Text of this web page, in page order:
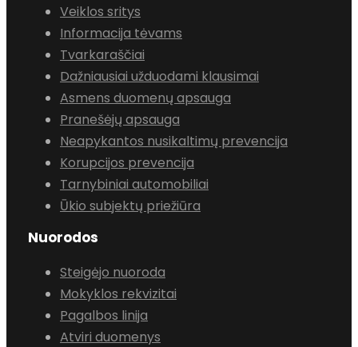
Veiklos sritys
Informacija tėvams
Tvarkaraščiai
Dažniausiai užduodami klausimai
Asmens duomenų apsauga
Pranešėjų apsauga
Neapykantos nusikaltimų prevencija
Korupcijos prevencija
Tarnybiniai automobiliai
Ūkio subjektų priežiūra
Nuorodos
Steigėjo nuoroda
Mokyklos rekvizitai
Pagalbos linija
Atviri duomenys